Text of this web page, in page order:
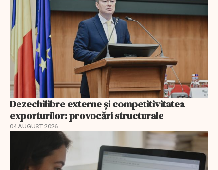
Dezechilibre externe și competitivitatea
exporturilor: provocări structurale
04 AUGUST 2026